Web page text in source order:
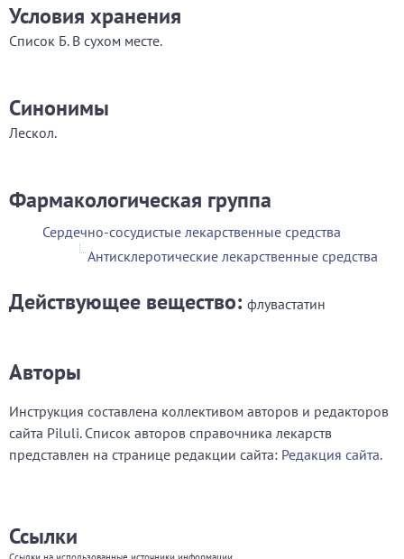
Условия хранения
Список Б. В сухом месте.
Синонимы
Лескол.
Фармакологическая группа
Сердечно-сосудистые лекарственные средства
Антисклеротические лекарственные средства
Действующее вещество: флувастатин
Авторы
Инструкция составлена коллективом авторов и редакторов
сайта Piluli. Список авторов справочника лекарств
представлен на странице редакции сайта: Редакция сайта.
Ссылки